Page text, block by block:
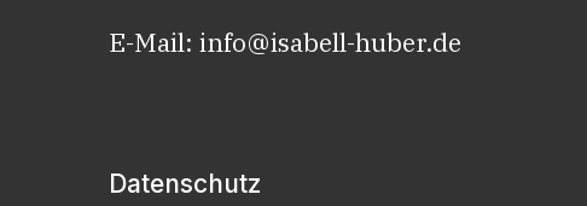
E-Mail: info@isabell-huber.de
Datenschutz